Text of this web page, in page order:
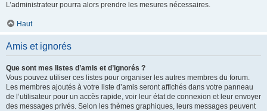
L’administrateur pourra alors prendre les mesures nécessaires.
Haut
Amis et ignorés
Que sont mes listes d’amis et d’ignorés ?
Vous pouvez utiliser ces listes pour organiser les autres membres du forum.
Les membres ajoutés à votre liste d’amis seront affichés dans votre panneau
de l’utilisateur pour un accès rapide, voir leur état de connexion et leur envoyer
des messages privés. Selon les thèmes graphiques, leurs messages peuvent